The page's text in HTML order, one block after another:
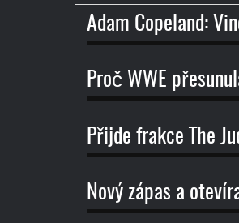
názvu
Adam Copeland:
Proč WWE
Přijde frakce The
Nový zápas a